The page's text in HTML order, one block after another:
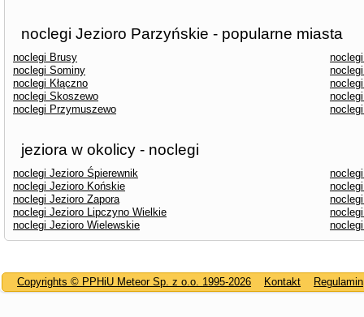
noclegi Jezioro Parzyńskie - popularne miasta
noclegi Brusy
noclegi Sominy
noclegi Kłączno
noclegi Skoszewo
noclegi Przymuszewo
jeziora w okolicy - noclegi
noclegi Jezioro Śpierewnik
noclegi Jezioro Końskie
noclegi Jezioro Zapora
noclegi Jezioro Lipczyno Wielkie
noclegi Jezioro Wielewskie
Copyrights © PPHiU Meteor Sp. z o.o. 1995-2026 Kontakt Regulamin